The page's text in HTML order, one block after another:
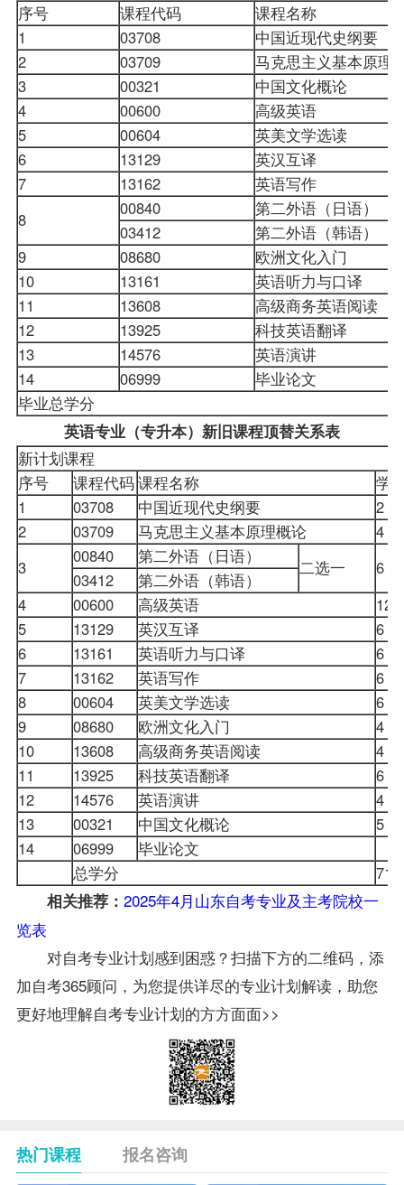
序号 课程代码
课程名称
1
03708
中国近现代史纲要
2
03709
马克思主义基本原理
3
00321
中国文化概论
4
00600
高级英语
5
00604
英美文学选读
6
13129
英汉互译
7
13162
英语写作
8
00840
第二外语（日语）
03412
第二外语（韩语）
9
08680
欧洲文化入门
10
13161
英语听力与口译
11
13608
高级商务英语阅读
12
13925
科技英语翻译
13
14576
英语演讲
14
06999
毕业论文
毕业总学分
英语专业（专升本）新旧课程顶替关系表
新计划课程
序号
课程代码课程名称
学
1
03708 中国近现代史纲要
2
2
03709 马克思主义基本原理概论
4
3
00840 第二外语（日语）
二选一 6
03412
第二外语（韩语）
4
00600 高级英语
12
5
13129 英汉互译
6
6
13161 英语听力与口译
6
7
13162 英语写作
6
8
00604 英美文学选读
6
9
08680 欧洲文化入门
4
10
13608 高级商务英语阅读
4
11
13925 科技英语翻译
6
12
14576 英语演讲
4
13
00321 中国文化概论
5
14
06999
毕业论文
总学分
71
相关推荐： 2025年4月山东自考专业及主考院校一
览表
对自考专业计划感到困惑？扫描下方的二维码，添
加自考365顾问，为您提供详尽的专业计划解读，助您
更好地理解自考专业计划的方方面面>>
热门课程 报名咨询